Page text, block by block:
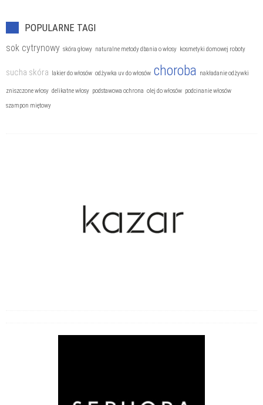
POPULARNE TAGI
sok cytrynowy skóra głowy naturalne metody dbania o włosy kosmetyki domowej roboty
sucha skóra lakier do włosów odżywka uv do włosów choroba nakładanie odżywki
zniszczone włosy delikatne włosy podstawowa ochrona olej do włosów podcinanie włosów
szampon miętowy